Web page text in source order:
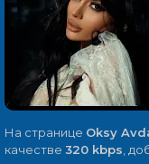
На странице Oksy
качестве 320 kbps ,